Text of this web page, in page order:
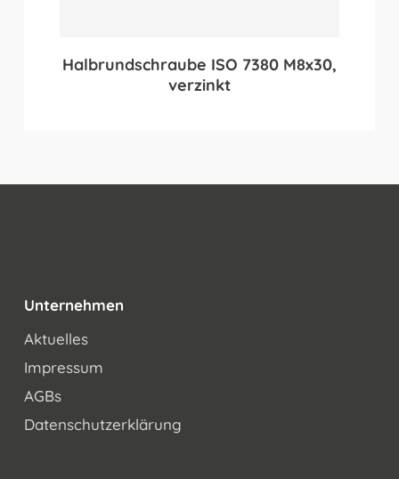
Halbrundschraube ISO 7380 M8x30,
verzinkt
Unternehmen
Aktuelles
Impressum
AGBs
Datenschutzerklärung